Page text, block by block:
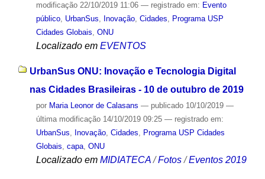
modificação22/10/2019 11:06 — registrado em: Evento
público, UrbanSus, Inovação, Cidades, Programa USP
Cidades Globais, ONU
Localizado em EVENTOS
UrbanSus ONU: Inovação e Tecnologia Digital
nas Cidades Brasileiras - 10 de outubro de 2019
por Maria Leonor de Calasans — publicado10/10/2019 —
última modificação14/10/2019 09:25 — registrado em:
UrbanSus
Inovação, Cidades
Programa USP Cidades
Globais capa, ONU
Localizado em MIDIATECA /Fotos /Eventos 2019